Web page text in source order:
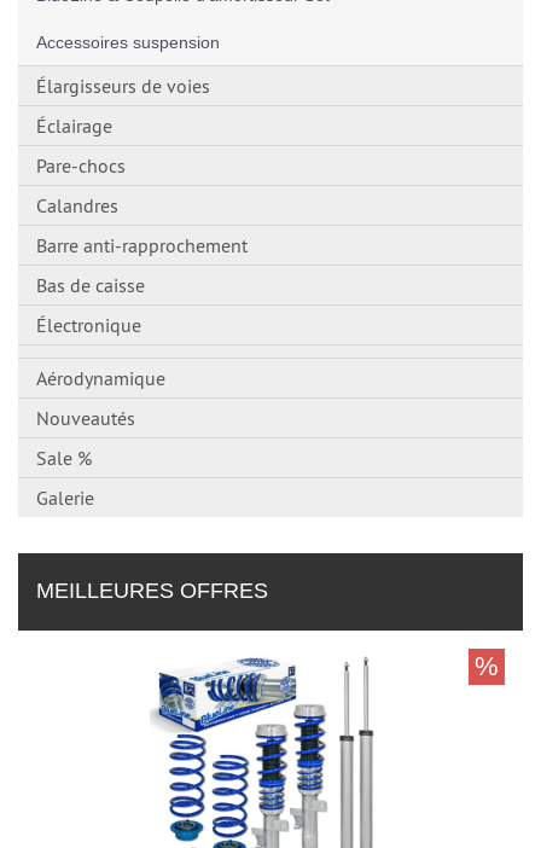
Accessoires suspension
Élargisseurs de voies
Éclairage
Pare-chocs
Calandres
Barre anti-rapprochement
Bas de caisse
Électronique
Aérodynamique
Nouveautés
Sale %
Galerie
MEILLEURES OFFRES
%